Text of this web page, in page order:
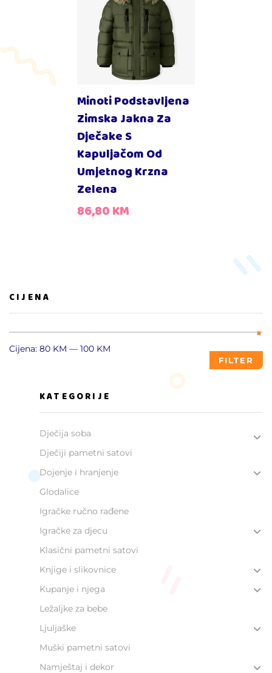
CIJENA
FILTER
Cijena: 80 KM — 100 KM
KATEGORIJE
Dječija soba
Dječiji pametni satovi
Dojenje i hranjenje
Glodalice
Igračke ručno rađene
Igračke za djecu
Klasični pametni satovi
Knjige i slikovnice
Kupanje i njega
Ležaljke za bebe
Ljuljaške
Muški pametni satovi
Namještaj i dekor
Minoti Podstavljena
Zimska Jakna Za
Dječake S
Kapuljačom Od
Umjetnog Krzna
Zelena
86,80KM